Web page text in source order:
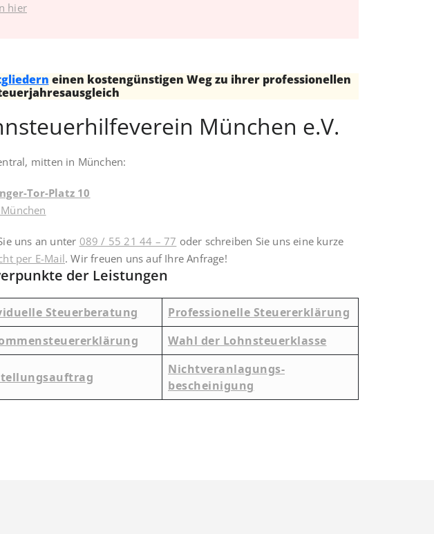
hier
einen kostengünstigen Weg zu ihrer professionellen
München e.V.
mitten in München:
Tor-Platz 10
uns an unter 089 / 55 21 44 – 77 oder schreiben Sie uns eine kurze
per E-Mail. Wir freuen uns auf Ihre Anfrage!
der Leistungen
Steuerberatung
Professionelle Steuererklärung
Wahl der Lohnsteuerklasse
Nichtveranlagungs-
bescheinigung